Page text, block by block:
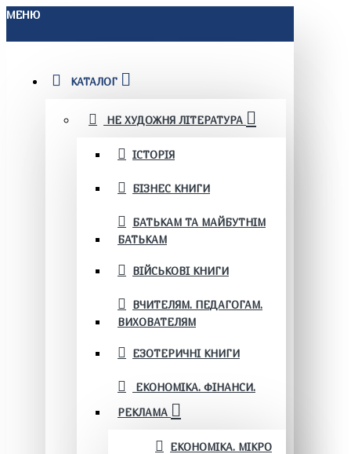
МЕНЮ
КАТАЛОГ
НЕ ХУДОЖНЯ ЛІТЕРАТУРА
ІСТОРІЯ
БІЗНЕС КНИГИ
БАТЬКАМ ТА МАЙБУТНІМ
БАТЬКАМ
ВІЙСЬКОВІ КНИГИ
ВЧИТЕЛЯМ. ПЕДАГОГАМ.
ВИХОВАТЕЛЯМ
ЕЗОТЕРИЧНІ КНИГИ
ЕКОНОМІКА. ФІНАНСИ.
РЕКЛАМА
ЕКОНОМІКА. МІКРО